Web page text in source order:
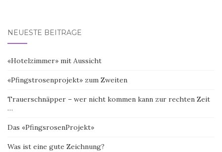
NEUESTE BEITRÄGE
«Hotelzimmer» mit Aussicht
«Pfingstrosenprojekt» zum Zweiten
Trauerschnäpper – wer nicht kommen kann zur rechten Zeit
…
Das «PfingsrosenProjekt»
Was ist eine gute Zeichnung?